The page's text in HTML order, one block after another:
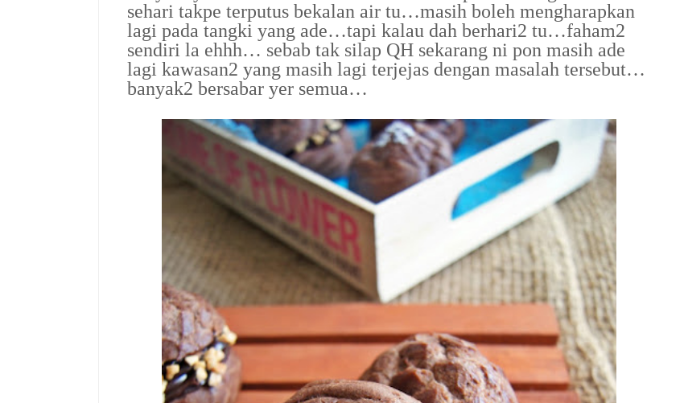
sehari takpe terputus bekalan air tu…masih boleh mengharapkan
lagi pada tangki yang ade…tapi kalau dah berhari2 tu…faham2
sendiri la ehhh… sebab tak silap QH sekarang ni pon masih ade
lagi kawasan2 yang masih lagi terjejas dengan masalah tersebut…
banyak2 bersabar yer semua…